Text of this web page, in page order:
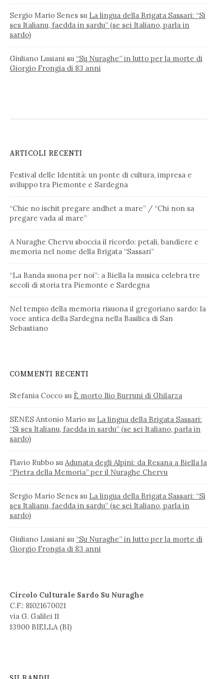
Sergio Mario Senes su La lingua della Brigata Sassari: “Si
ses Italianu, faedda in sardu” (se sei Italiano, parla in
sardo)
Giuliano Lusiani su “Su Nuraghe” in lutto per la morte di
Giorgio Frongia di 83 anni
ARTICOLI RECENTI
Festival delle Identità: un ponte di cultura, impresa e
sviluppo tra Piemonte e Sardegna
“Chie no ischit pregare andhet a mare” / “Chi non sa
pregare vada al mare”
A Nuraghe Chervu sboccia il ricordo: petali, bandiere e
memoria nel nome della Brigata “Sassari”
“La Banda suona per noi”: a Biella la musica celebra tre
secoli di storia tra Piemonte e Sardegna
Nel tempio della memoria risuona il gregoriano sardo: la
voce antica della Sardegna nella Basilica di San
Sebastiano
COMMENTI RECENTI
Stefania Cocco su È morto Ilio Burruni di Ghilarza
SENES Antonio Mario su La lingua della Brigata Sassari:
“Si ses Italianu, faedda in sardu” (se sei Italiano, parla in
sardo)
Flavio Rubbo su Adunata degli Alpini: da Resana a Biella la
“Pietra della Memoria” per il Nuraghe Chervu
Sergio Mario Senes su La lingua della Brigata Sassari: “Si
ses Italianu, faedda in sardu” (se sei Italiano, parla in
sardo)
Giuliano Lusiani su “Su Nuraghe” in lutto per la morte di
Giorgio Frongia di 83 anni
Circolo Culturale Sardo Su Nuraghe
C.F.: 81021670021
via G. Galilei 11
13900 BIELLA (BI)